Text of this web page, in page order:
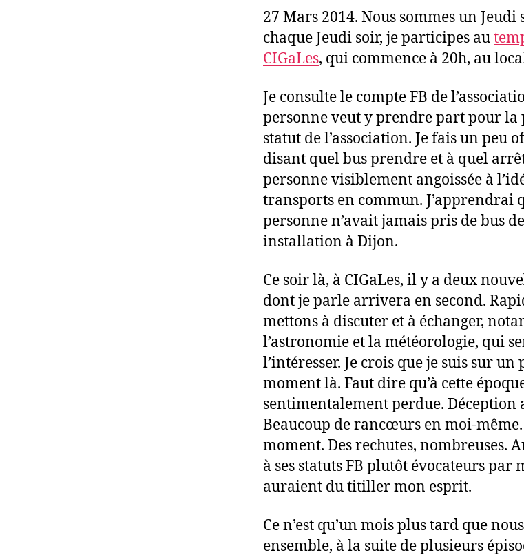
27 Mars 2014. Nous sommes un Jeudi
chaque Jeudi soir, je participes au
CIGaLes, qui commence à 20h, au
Je consulte le compte FB de
personne veut y prendre part pour la
statut de l’association. Je fais un peu
disant quel bus prendre et à quel
personne visiblement angoissée à
transports en commun. J’apprendrai
personne n’avait jamais pris de bus
installation à Dijon.
Ce soir là, à CIGaLes, il y a deux
dont je parle arrivera en second.
mettons à discuter et à échanger,
l’astronomie et la météorologie, qui
l’intéresser. Je crois que je suis sur un
moment là. Faut dire qu’à cette
sentimentalement perdue. Déception
Beaucoup de rancœurs en moi-
moment. Des rechutes, nombreuses.
à ses statuts FB plutôt évocateurs par
auraient du titiller mon esprit.
Ce n’est qu’un mois plus tard que
ensemble, à la suite de plusieurs